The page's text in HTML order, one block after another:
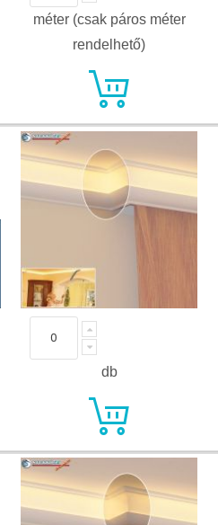
méter (csak páros méter
rendelhető)
db